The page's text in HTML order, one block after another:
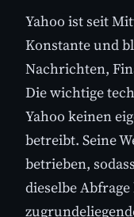
Yahoo ist seit
Konstante und
Nachrichten,
Die wichtige
Yahoo keinen
betreibt. Seine
betrieben,
dieselbe